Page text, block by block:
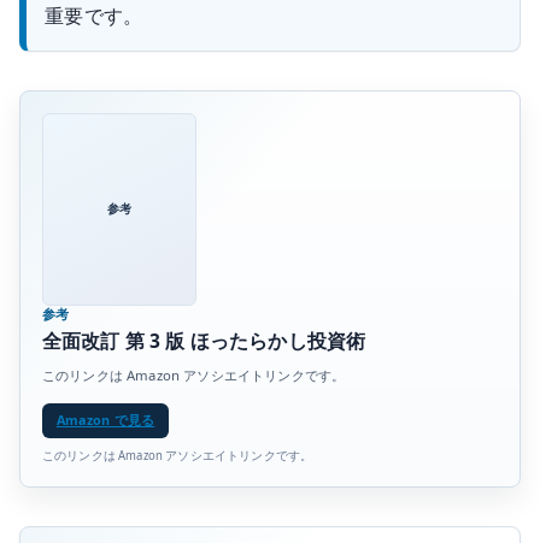
重要です。
参考
参考
全面改訂 第 3 版 ほったらかし投資術
このリンクは Amazon アソシエイトリンクです。
Amazon で見る
このリンクは Amazon アソシエイトリンクです。